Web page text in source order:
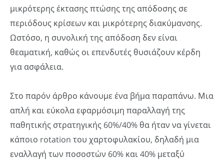
μικρότερης έκτασης πτώσης της απόδοσης σε
περιόδους κρίσεων και μικρότερης διακύμανσης.
Ωστόσο, η συνολική της απόδοση δεν είναι
θεαματική, καθώς οι επενδυτές θυσιάζουν κέρδη
για ασφάλεια.
Στο παρόν άρθρο κάνουμε ένα βήμα παραπάνω. Μια
απλή και εύκολα εφαρμόσιμη παραλλαγή της
παθητικής στρατηγικής 60%/40% θα ήταν να γίνεται
κάποιο rotation του χαρτοφυλακίου, δηλαδή μια
εναλλαγή των ποσοστών 60% και 40% μεταξύ